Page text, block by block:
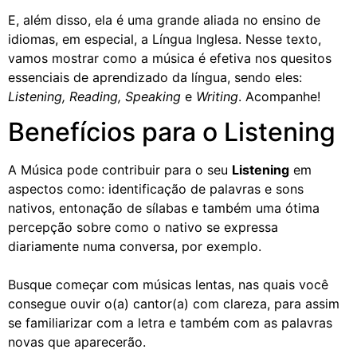
E, além disso, ela é uma grande aliada no ensino de
idiomas, em especial, a Língua Inglesa. Nesse texto,
vamos mostrar como a música é efetiva nos quesitos
essenciais de aprendizado da língua, sendo eles:
Listening, Reading, Speaking e Writing. Acompanhe!
Benefícios para o Listening
A Música pode contribuir para o seu Listening em
aspectos como: identificação de palavras e sons
nativos, entonação de sílabas e também uma ótima
percepção sobre como o nativo se expressa
diariamente numa conversa, por exemplo.
Busque começar com músicas lentas, nas quais você
consegue ouvir o(a) cantor(a) com clareza, para assim
se familiarizar com a letra e também com as palavras
novas que aparecerão.